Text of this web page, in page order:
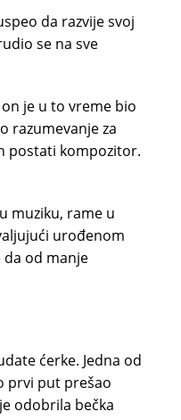
da razvije svoj
se na sve
je u to vreme bio
razumevanje za
postati kompozitor.
muziku, rame u
urođenom
da od manje
ćerke. Jedna od
prvi put prešao
odobrila bečka